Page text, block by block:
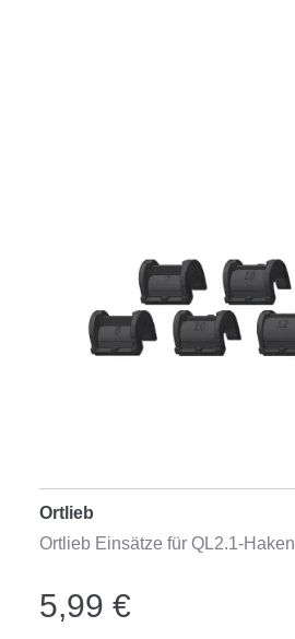
Ortlieb
Ortlieb Einsätze für QL2.1-Haken
5,99 €